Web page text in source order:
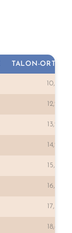
TALON-
10,7
12,2
13,2
14,2
15,2
16,2
17,5
18,6